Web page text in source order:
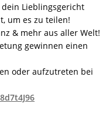
Lieblingsgericht
um es zu teilen!
& mehr aus aller Welt!
gewinnen einen
oder aufzutreten bei